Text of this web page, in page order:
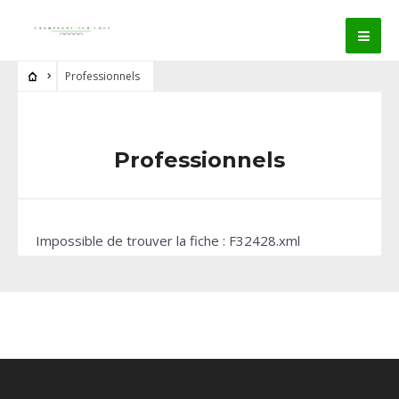
Professionnels
Professionnels
Impossible de trouver la fiche : F32428.xml